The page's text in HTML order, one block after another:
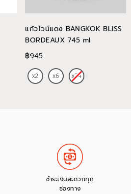
แก้วไวน์แดง BANGKOK BLISS
BORDEAUX 745 ml
฿945
ชำระเงินสะดวกทุก
ช่องทาง